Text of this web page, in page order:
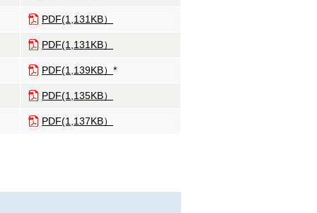
PDF(1,131KB）
PDF(1,131KB）
PDF(1,139KB） *
PDF(1,135KB）
PDF(1,137KB）